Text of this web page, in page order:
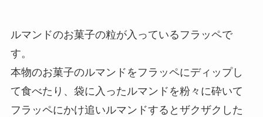
ルマンドのお菓子の粒が入っているフラッペで
す。
本物のお菓子のルマンドをフラッペにディップし
て食べたり、袋に入ったルマンドを粉々に砕いて
フラッペにかけ追いルマンドするとザクザクした